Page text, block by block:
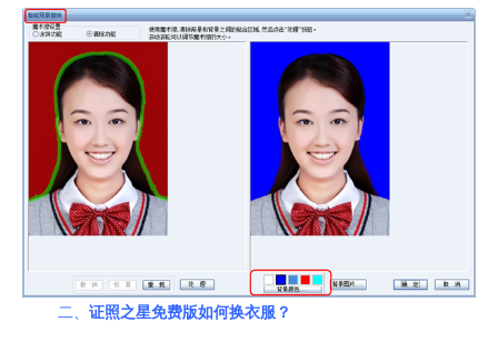
二、 证照之星免费版如何换衣服？